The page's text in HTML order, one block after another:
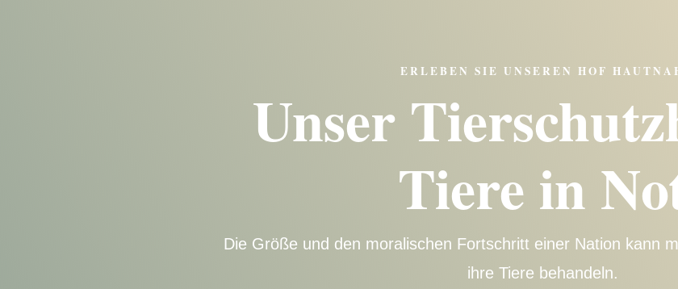
ERLEBEN SIE UNSEREN HOF
Unser
Tiere in
Die Größe und den moralischen Fortschritt einer Nation kann
ihre Tiere behandeln.